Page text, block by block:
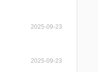
2025-09-23
2025-09-23